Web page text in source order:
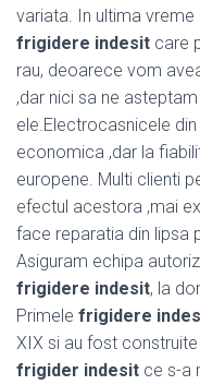
variata. In ultima
frigidere indesit care
rau, deoarece vom
,dar nici sa ne
ele.Electrocasnicele
economica ,dar la
europene. Multi clienti
efectul acestora ,mai
face reparatia din lipsa
Asiguram echipa
frigidere indesit, la
Primele frigidere
XIX si au fost
frigider indesit ce s-a